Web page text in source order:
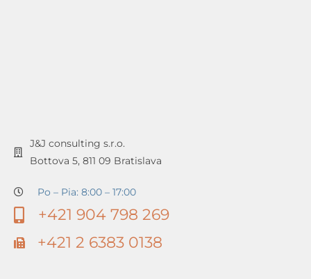
J&J consulting s.r.o.
Bottova 5, 811 09 Bratislava
Po – Pia: 8:00 – 17:00
+421 904 798 269
+421 2 6383 0138